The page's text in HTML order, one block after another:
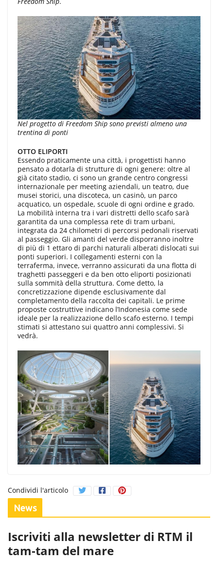
Nel progetto di Freedom Ship sono previsti almeno una
trentina di ponti
OTTO ELIPORTI
Essendo praticamente una città, i progettisti hanno
pensato a dotarla di strutture di ogni genere: oltre al
già citato stadio, ci sono un grande centro congressi
internazionale per meeting aziendali, un teatro, due
musei storici, una discoteca, un casinò, un parco
acquatico, un ospedale, scuole di ogni ordine e grado.
La mobilità interna tra i vari distretti dello scafo sarà
garantita da una complessa rete di tram urbani,
integrata da 24 chilometri di percorsi pedonali riservati
al passeggio. Gli amanti del verde disporranno inoltre
di più di 1 ettaro di parchi naturali alberati dislocati sui
ponti superiori. I collegamenti esterni con la
terraferma, invece, verranno assicurati da una flotta di
traghetti passeggeri e da ben otto eliporti posizionati
sulla sommità della struttura. Come detto, la
concretizzazione dipende esclusivamente dal
completamento della raccolta dei capitali. Le prime
proposte costruttive indicano l’Indonesia come sede
ideale per la realizzazione dello scafo esterno. I tempi
stimati si attestano sui quattro anni complessivi. Si
vedrà.
Condividi l'articolo
News
Iscriviti alla newsletter di RTM il
tam-tam del mare